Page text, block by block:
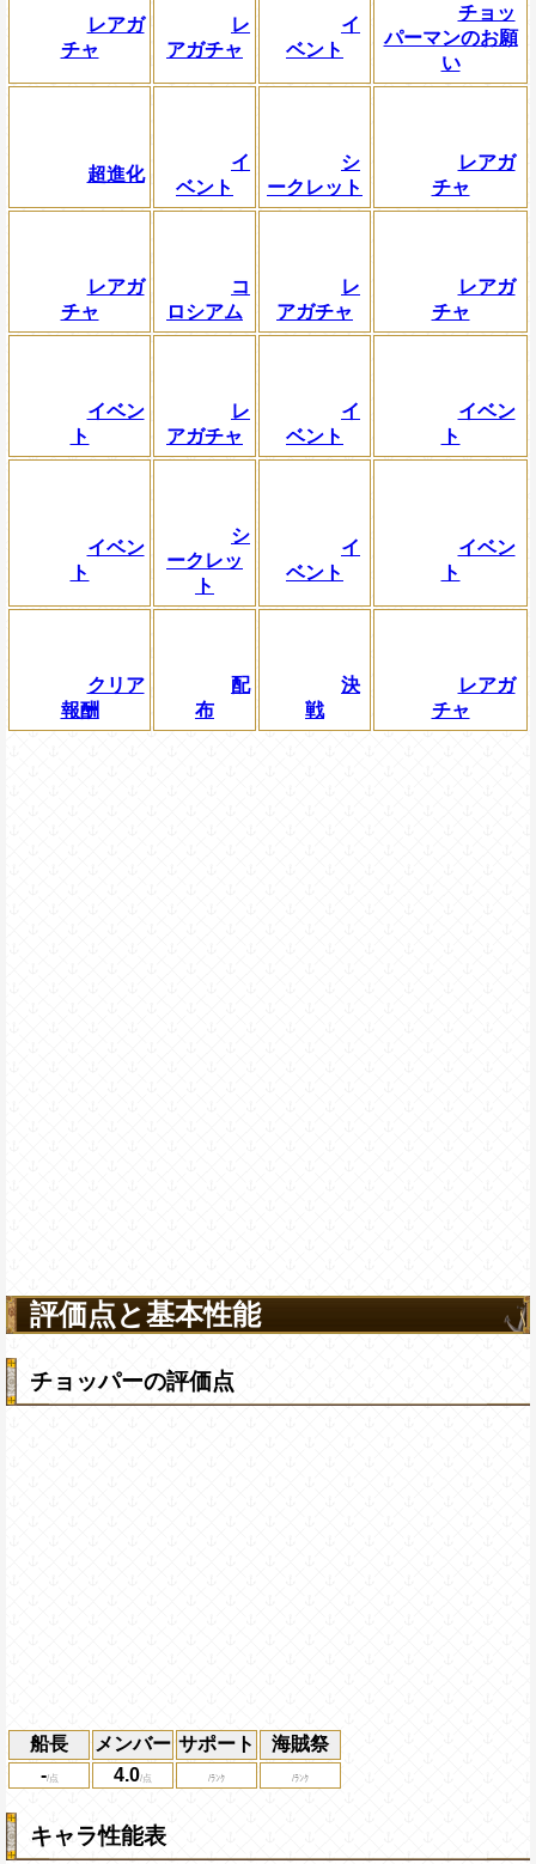
レアガ
チャ
レ
アガチャ
イ
ベント
チョッ
パーマンのお願
い
超進化
イ
ベント
シ
ークレット
レアガ
チャ
レアガ
チャ
コ
ロシアム
レ
アガチャ
レアガ
チャ
イベン
ト
レ
アガチャ
イ
ベント
イベン
ト
イベン
ト
シ
ークレッ
ト
イ
ベント
イベン
ト
クリア
報酬
配
布
決
戦
レアガ
チャ
評価点と基本性能
チョッパーの評価点
船長 メンバー サポート
海賊祭
-
4.0
キャラ性能表